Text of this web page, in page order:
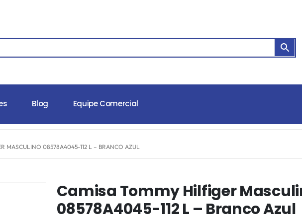
Blog Equipe Comercial
MASCULINO 08578A4045-112 L – BRANCO AZUL
Camisa Tommy Hilfiger
08578A4045-112 L – Branco Azul